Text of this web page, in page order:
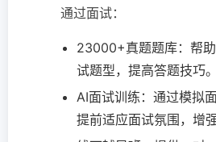
通过面试：
23000+真题题库：帮
试题型，提高答题技巧。
AI面试训练：通过模拟
提前适应面试氛围，增